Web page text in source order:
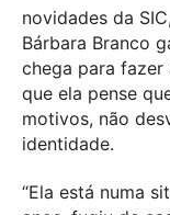
novidades da
Bárbara Branco
chega para fazer
que ela pense
motivos, não
identidade.
“Ela está numa